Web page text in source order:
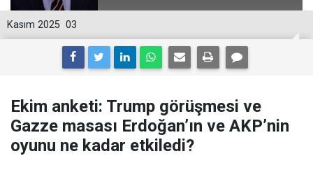
03
Kasım 2025
Ekim anketi: Trump görüşmesi ve
Gazze masası Erdoğan’ın ve AKP’nin
oyunu ne kadar etkiledi?